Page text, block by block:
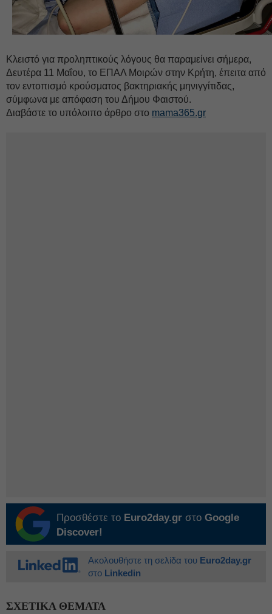
Κλειστό για προληπτικούς λόγους θα παραμείνει σήμερα,
Δευτέρα 11 Μαΐου, το ΕΠΑΛ Μοιρών στην Κρήτη, έπειτα από
τον εντοπισμό κρούσματος βακτηριακής μηνιγγίτιδας,
σύμφωνα με απόφαση του Δήμου Φαιστού.
Διαβάστε το υπόλοιπο άρθρο στο mama365.gr
Προσθέστε το Euro2day.gr στο Google
Discover!
Ακολουθήστε τη σελίδα του Euro2day.gr
στο Linkedin
ΣΧΕΤΙΚΑ ΘΕΜΑΤΑ